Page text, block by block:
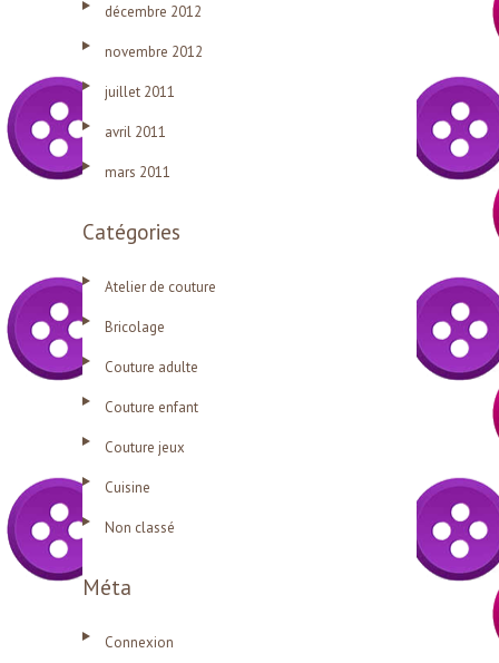
décembre 2012
novembre 2012
juillet 2011
avril 2011
mars 2011
Catégories
Atelier de couture
Bricolage
Couture adulte
Couture enfant
Couture jeux
Cuisine
Non classé
Méta
Connexion